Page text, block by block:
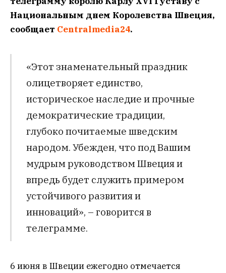
Национальным днем Королевства Швеция,
сообщает Сentralmedia24.
«Этот знаменательный праздник
олицетворяет единство,
историческое наследие и прочные
демократические традиции,
глубоко почитаемые шведским
народом. Убежден, что под Вашим
мудрым руководством Швеция и
впредь будет служить примером
устойчивого развития и
инноваций», – говорится в
телеграмме.
6 июня в Швеции ежегодно отмечается